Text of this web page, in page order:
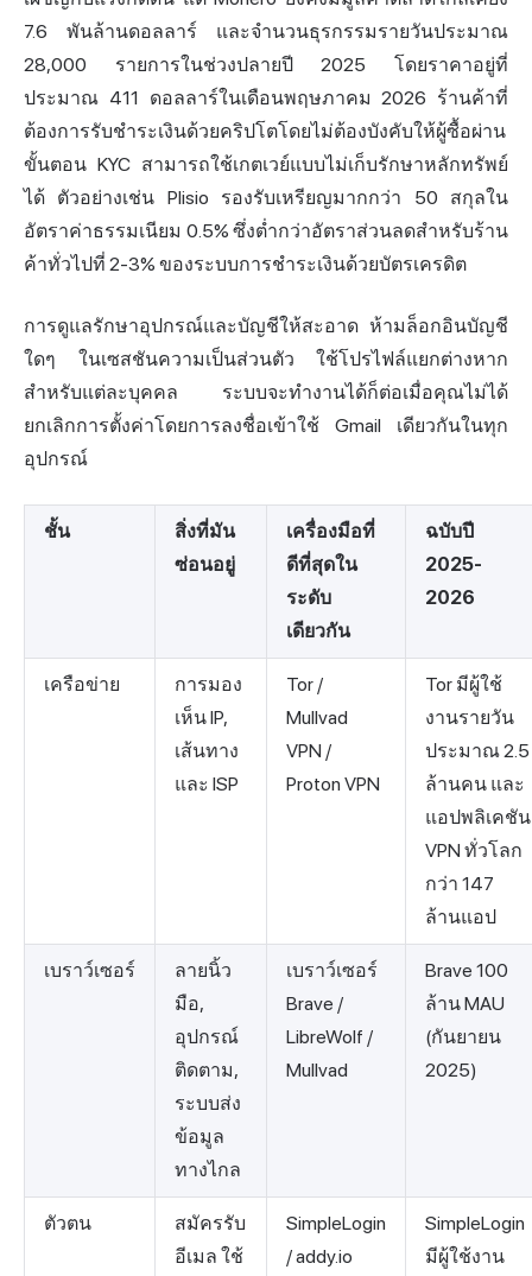
7.6 พันล้านดอลลาร์ และจำนวนธุรกรรมรายวันประมาณ
28,000 รายการในช่วงปลายปี 2025 โดยราคาอยู่ที่
ประมาณ 411 ดอลลาร์ในเดือนพฤษภาคม 2026 ร้านค้าที่
ต้องการรับชำระเงินด้วยคริปโตโดยไม่ต้องบังคับให้ผู้ซื้อผ่าน
ขั้นตอน KYC สามารถใช้เกตเวย์แบบไม่เก็บรักษาหลักทรัพย์
ได้ ตัวอย่างเช่น Plisio รองรับเหรียญมากกว่า 50 สกุลใน
อัตราค่าธรรมเนียม 0.5% ซึ่งต่ำกว่าอัตราส่วนลดสำหรับร้าน
ค้าทั่วไปที่ 2-3% ของระบบการชำระเงินด้วยบัตรเครดิต
การดูแลรักษาอุปกรณ์และบัญชีให้สะอาด ห้ามล็อกอินบัญชี
ใดๆ ในเซสชันความเป็นส่วนตัว ใช้โปรไฟล์แยกต่างหาก
สำหรับแต่ละบุคคล ระบบจะทำงานได้ก็ต่อเมื่อคุณไม่ได้
ยกเลิกการตั้งค่าโดยการลงชื่อเข้าใช้ Gmail เดียวกันในทุก
อุปกรณ์
ชั้น
สิ่งที่มัน
ซ่อนอยู่
เครื่องมือที่
ดีที่สุดใน
ระดับ
เดียวกัน
ฉบับปี
2025-
2026
เครือข่าย
การมอง
เห็น IP,
เส้นทาง
และ ISP
Tor /
Mullvad
VPN /
Proton VPN
Tor มีผู้ใช้
งานรายวัน
ประมาณ 2.5
ล้านคน และ
แอปพลิเคชัน
VPN ทั่วโลก
กว่า 147
ล้านแอป
เบราว์เซอร์
ลายนิ้ว
มือ,
อุปกรณ์
ติดตาม,
ระบบส่ง
ข้อมูล
ทางไกล
เบราว์เซอร์
Brave /
LibreWolf /
Mullvad
Brave 100
ล้าน MAU
(กันยายน
2025)
ตัวตน
สมัครรับ
อีเมล ใช้
SimpleLogin
/ addy.io
SimpleLogin
มีผู้ใช้งาน